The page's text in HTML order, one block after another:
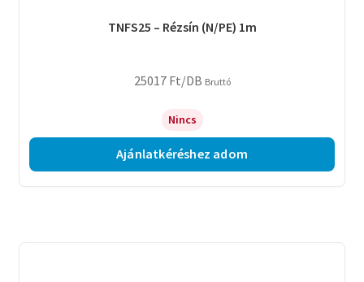
TNFS25 – Rézsín (N/PE) 1m
25017 Ft/DB Bruttó
Nincs
Ajánlatkéréshez adom